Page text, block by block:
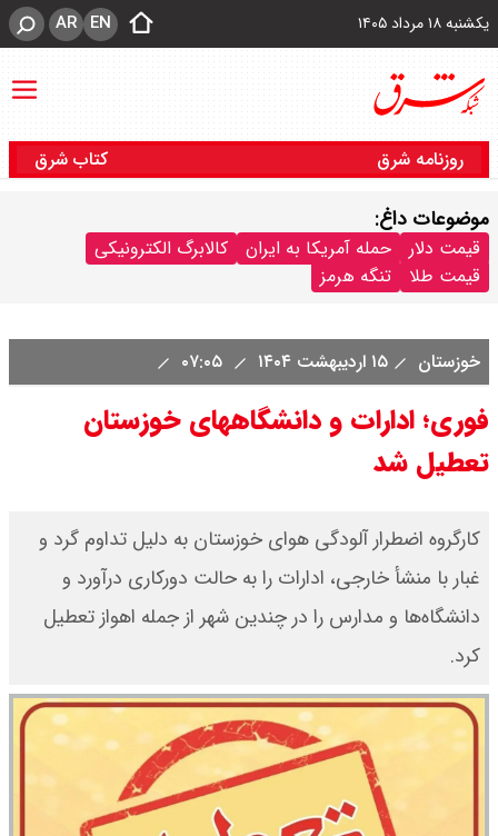
یکشنبه ۱۸ مرداد ۱۴۰۵ EN
AR
روزنامه شرق کتاب شرق
موضوعات داغ:
قیمت دلار حمله آمریکا به ایران
کالابرگ الکترونیکی
قیمت طلا
تنگه هرمز
خوزستان ۱۵ اردیبهشت ۱۴۰۴
فوری؛ ادارات و دانشگاههای خوزستان
تعطیل شد
کارگروه اضطرار آلودگی هوای خوزستان به دلیل تداوم گرد و
غبار با منشأ خارجی، ادارات را به حالت دورکاری درآورد و
دانشگاه‌ها و مدارس را در چندین شهر از جمله اهواز تعطیل
کرد.